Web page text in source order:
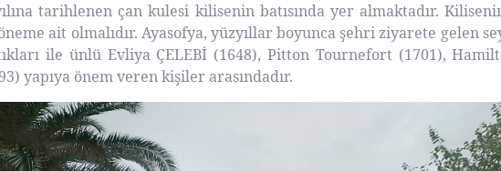
tarihlenen çan kulesi kilisenin batısında yer almaktadır.
ait olmalıdır. Ayasofya, yüzyıllar boyunca şehri ziyarete gelen
ile ünlü Evliya ÇELEBİ (1648), Pitton Tournefort (1701),
yapıya önem veren kişiler arasındadır.